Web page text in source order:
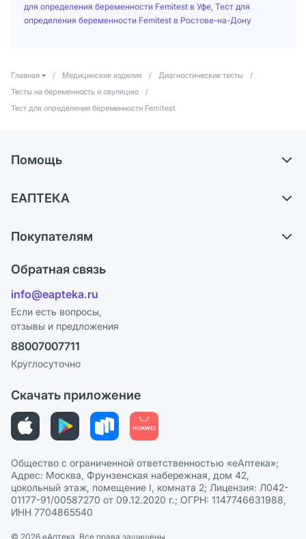
для определения беременности Femitest в Уфе Тест для
определения беременности Femitest в Ростове-на-Дону
Главная / Медицинские изделия / Диагностические тесты
/
Тесты на беременность и овуляцию
/
Тест для определения беременности Femitest
Помощь
Самовывоз из аптек
Ответы на вопросы
Блог
ЕАПТЕКА
Карьера
Поставщики
Лицензия
Реклама на сайте
Ваши товары на ЕАПТЕКЕ
Покупателям
Программа СберСпасибо
Политика конфиденциальности
Пользовательское соглашение
Политика рекомендаций
Этика и соответствие
Политика в отношении обработки персональных данных
Обратная связь
info@eapteka.ru
Если есть вопросы,
отзывы и предложения
88007007711
Круглосуточно
Скачать приложение
Общество с ограниченной ответственностью «еАптека»;
Адрес: Москва, Фрунзенская набережная, дом 42,
цокольный этаж, помещение I, комната 2; Лицензия: Л042-
01177-91/00587270 от 09.12.2020 г.; ОГРН: 1147746631988,
ИНН 7704865540
© 2026 eАптека. Все права защищены